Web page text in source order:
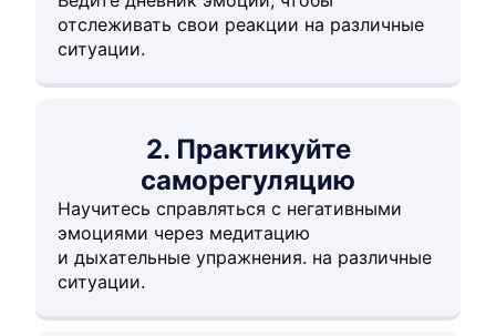
отслеживать свои реакции на различные
ситуации.
2. Практикуйте
саморегуляцию
Научитесь справляться с негативными
эмоциями через медитацию
и дыхательные упражнения. на различные
ситуации.